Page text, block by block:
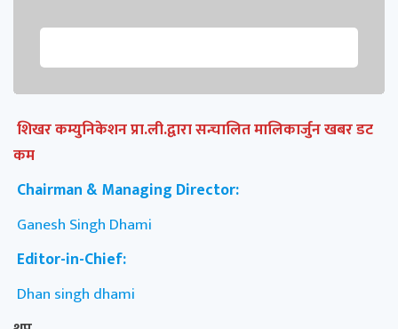
शिखर कम्युनिकेशन प्रा.ली.द्वारा सन्चालित मालिकार्जुन खबर डट
कम
Chairman & Managing Director:
Ganesh Singh Dhami
Editor-in-Chief:
Dhan singh dhami